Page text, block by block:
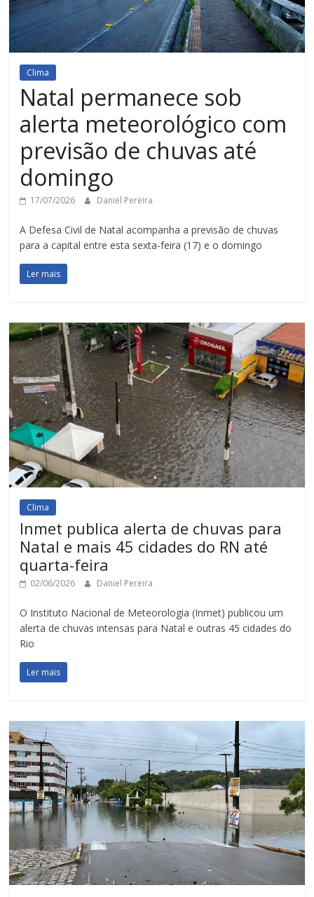
Clima
Natal permanece sob
alerta meteorológico com
previsão de chuvas até
domingo
17/07/2026 Daniel Pereira
A Defesa Civil de Natal acompanha a previsão de chuvas
para a capital entre esta sexta-feira (17) e o domingo
Ler mais
Clima
Inmet publica alerta de chuvas para
Natal e mais 45 cidades do RN até
quarta-feira
02/06/2026 Daniel Pereira
O Instituto Nacional de Meteorologia (Inmet) publicou um
alerta de chuvas intensas para Natal e outras 45 cidades do
Rio
Ler mais